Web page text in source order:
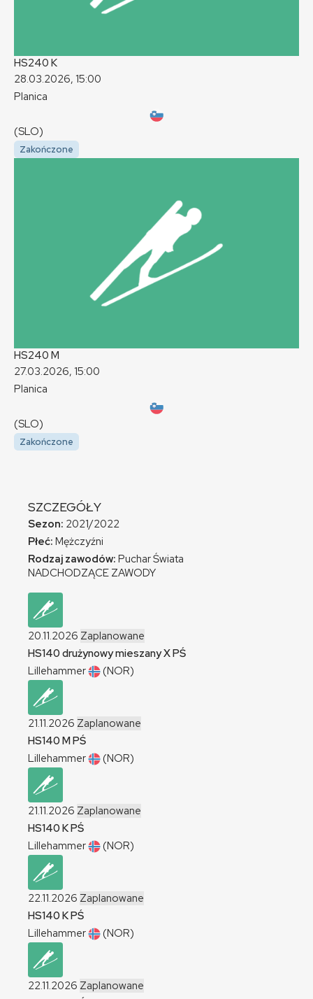
HS240 K
28.03.2026, 15:00
Planica
(SLO)
Zakończone
HS240 M
27.03.2026, 15:00
Planica
(SLO)
Zakończone
SZCZEGÓŁY
Sezon: 2021/2022
Płeć: Mężczyźni
Rodzaj zawodów: Puchar Świata
NADCHODZĄCE ZAWODY
20.11.2026 Zaplanowane
HS140 drużynowy mieszanyXPŚ
Lillehammer
(NOR)
21.11.2026 Zaplanowane
HS140MPŚ
Lillehammer
(NOR)
21.11.2026 Zaplanowane
HS140KPŚ
Lillehammer
(NOR)
22.11.2026 Zaplanowane
HS140KPŚ
Lillehammer
(NOR)
22.11.2026 Zaplanowane